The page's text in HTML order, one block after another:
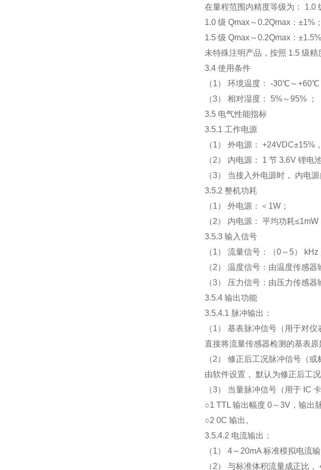
在量程范围内精度等级为： 1.0
1.0 级 Qmax～0.2Qmax：±1%
1.5 级 Qmax～0.2Qmax：
未特殊注明产品，按照 1.5 级精
3.4 使用条件
（1） 环境温度： -30℃～
（3） 相对湿度： 5%～95%
3.5 电气性能指标
3.5.1 工作电源
（1） 外电源： +24VDC±15%
（2） 内电源： 1 节 3.6V 锂电
（3） 当接入外电源时， 内电
3.5.2 整机功耗
（1） 外电源：＜1W；
（2） 内电源： 平均功耗
3.5.3 输入信号
（1） 流量信号：（0～5）
（2） 温度信号：由温度传感器
（3） 压力信号：由压力传感器
3.5.4 输出功能
3.5.4.1 脉冲输出：
（1） 基表脉冲信号（用于对仪
直接将流量传感器检测的基表
（2） 修正后工况脉冲信号（或
由软件设置， 默认为修正后工
（3） 当量脉冲信号（用于 IC
○1 TTL 输出幅度 0～3V，输出
○2 0C 输出。
3.5.4.2 电流输出：
（1） 4～20mA 标准模拟电流输
（2） 与标准体积流量成正比